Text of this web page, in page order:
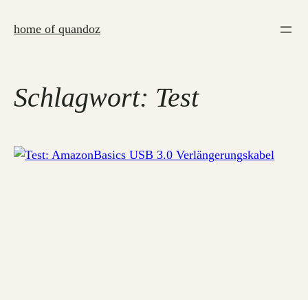
Inhalthome of quandoz
Schlagwort: Test